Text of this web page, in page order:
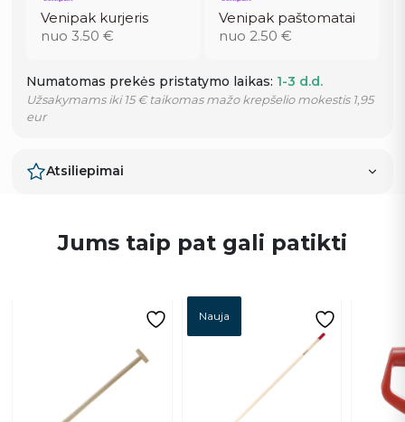
Venipak kurjeris
nuo 3.50 €
Venipak paštomatai
nuo 2.50 €
Numatomas prekės pristatymo laikas: 1-3 d.d.
Užsakymams iki 15 € taikomas mažo krepšelio mokestis 1,95
eur
Atsiliepimai
Jums taip pat gali patikti
Nauja